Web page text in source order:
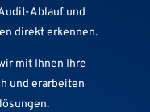
Ablauf und
direkt erkennen.
mit Ihnen Ihre
und erarbeiten